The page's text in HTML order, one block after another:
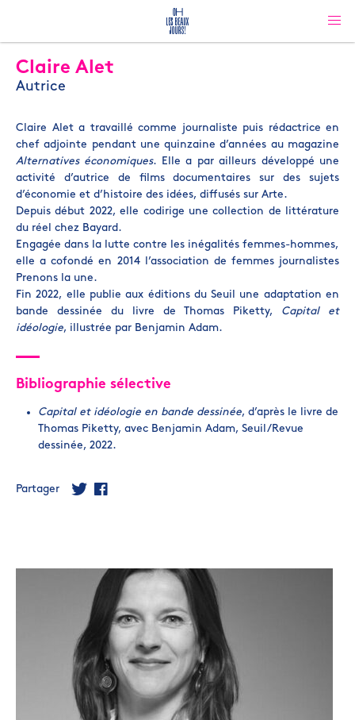
Claire Alet
Autrice
Claire Alet a travaillé comme journaliste puis rédactrice en
chef adjointe pendant une quinzaine d’années au magazine
Alternatives économiques. Elle a par ailleurs développé une
activité d’autrice de films documentaires sur des sujets
d’économie et d’histoire des idées, diffusés sur Arte.
Depuis début 2022, elle codirige une collection de littérature
du réel chez Bayard.
Engagée dans la lutte contre les inégalités femmes-hommes,
elle a cofondé en 2014 l’association de femmes journalistes
Prenons la une.
Fin 2022, elle publie aux éditions du Seuil une adaptation en
bande dessinée du livre de Thomas Piketty, Capital et
idéologie, illustrée par Benjamin Adam.
Bibliographie sélective
Capital et idéologie en bande dessinée, d’après le livre de
Thomas Piketty, avec Benjamin Adam, Seuil/Revue
dessinée, 2022.
Partager